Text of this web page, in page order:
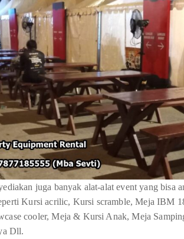
juga banyak alat-alat event yang bisa
Kursi acrilic, Kursi scramble, Meja IBM
cooler, Meja & Kursi Anak, Meja
Dll.